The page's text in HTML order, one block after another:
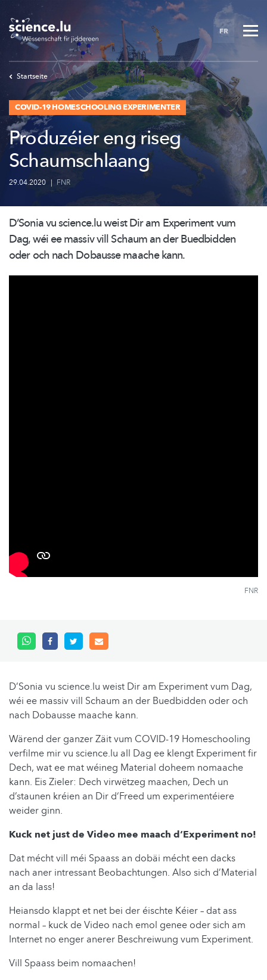
to
main
content
FR
Startseite
COVID-19 HOMESCHOOLING EXPERIMENTER
Produzéier eng riseg
Schaumschlaang
29.04.2020 | FNR
D’Sonia vu science.lu weist Dir am Experiment vum
Dag, wéi ee massiv vill Schaum an der Buedbidden
oder och nach Dobausse maache kann.
FNR
D’Sonia vu science.lu weist Dir am Experiment vum Dag,
wéi ee massiv vill Schaum an der Buedbidden oder och
nach Dobausse maache kann.
Wärend der ganzer Zäit vum COVID-19 Homeschooling
verfilme mir vu science.lu all Dag ee klengt Experiment fir
Dech, wat ee mat wéineg Material doheem nomaache
kann. Eis Zieler: Dech virwëtzeg maachen, Dech un
d’staunen kréien an Dir d‘Freed um experimentéiere
weider ginn.
Kuck net just de Video mee maach d‘Experiment no!
Dat mécht vill méi Spaass an dobäi mécht een dacks
nach aner intressant Beobachtungen. Also sich d’Material
an da lass!
Heiansdo klappt et net bei der éischte Kéier – dat ass
normal – kuck de Video nach emol genee oder sich am
Internet no enger anerer Beschreiwung vum Experiment.
Vill Spaass beim nomaachen!